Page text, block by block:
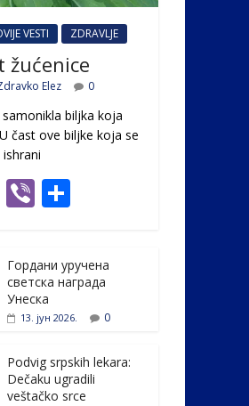
VESTI ZDRAVLJE
žućenice
Elez 0
biljka koja
čast ovе biljke koja se
Li
e
dI
n
Vi
e
Гордани уручена
светска награда
Унеска
13. јун 2026. 0
Podvig srpskih lekara:
Dečaku ugradili
veštačko srce